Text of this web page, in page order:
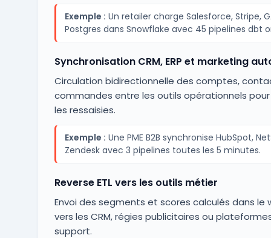
Exemple : Un retailer charge Salesforce, Stripe,
Postgres dans Snowflake avec 45 pipelines dbt
Synchronisation CRM, ERP et marketing
Circulation bidirectionnelle des comptes,
commandes entre les outils opérationnels
les ressaisies.
Exemple : Une PME B2B synchronise HubSpot,
Zendesk avec 3 pipelines toutes les 5 minutes.
Reverse ETL vers les outils métier
Envoi des segments et scores calculés dans le
vers les CRM, régies publicitaires ou
support.